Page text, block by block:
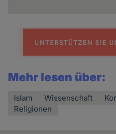
Mehr lesen über:
Islam Wissenschaft
Religionen